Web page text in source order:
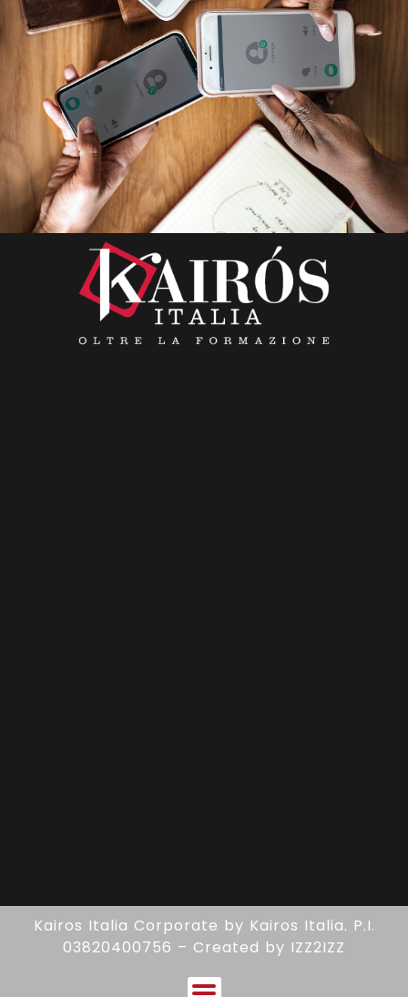
Kairos Italia Corporate by Kairos Italia. P.I.
03820400756 – Created by IZZ2IZZ